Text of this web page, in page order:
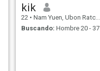
kik
22 • Nam Yuen, Ubon Ratchathani, Tailandia
Buscando: Hombre 20 - 37